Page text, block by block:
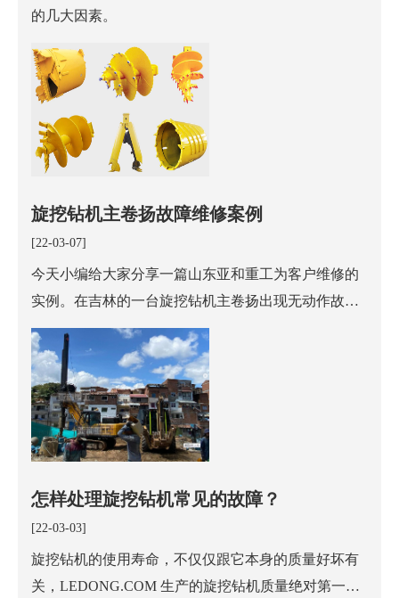
的几大因素。
旋挖钻机主卷扬故障维修案例
[22-03-07]
今天小编给大家分享一篇山东亚和重工为客户维修的
实例。在吉林的一台旋挖钻机主卷扬出现无动作故
障，到达现场后了解了情况，客户最近换了主卷扬减
速机摩擦片，减速机无异响，判断减速机故障可能性
微小，推断为马达发
怎样处理旋挖钻机常见的故障？
[22-03-03]
旋挖钻机的使用寿命，不仅仅跟它本身的质量好坏有
关，LEDONG.COM 生产的旋挖钻机质量绝对第一，